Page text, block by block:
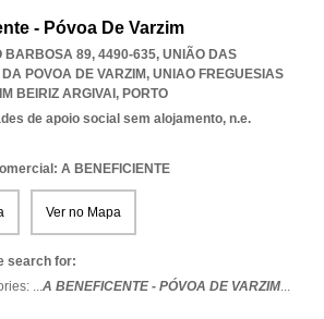
- Póvoa De Varzim
BARBOSA 89, 4490-635, UNIÃO DAS
POVOA DE VARZIM, UNIAO FREGUESIAS
BEIRIZ ARGIVAI , PORTO
de apoio social sem alojamento, n.e.
A BENEFICIENTE
Ver no Mapa
search for:
...A BENEFICENTE - PÓVOA DE VARZIM...